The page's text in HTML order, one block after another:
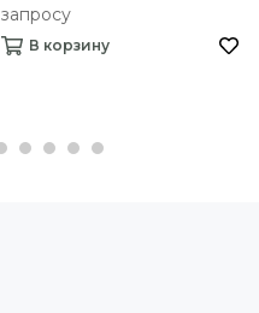
запросу
В корзину